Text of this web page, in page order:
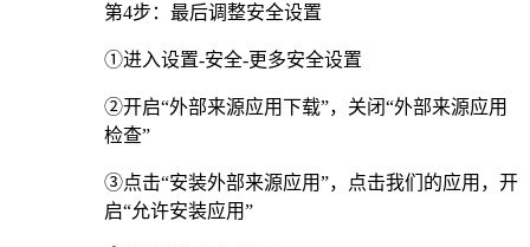
第4步：最后调整安全设置
①进入设置-安全-更多安全设置
②开启“外部来源应用下载”，关闭“外部来源应用
检查”
③点击“安装外部来源应用”，点击我们的应用，开
启“允许安装应用”